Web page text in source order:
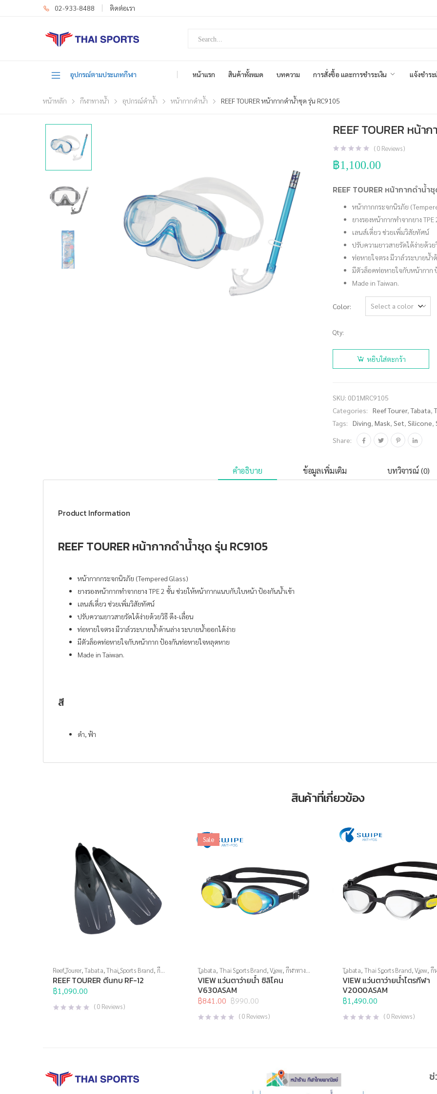
02-933-8488 ติดต่อเรา
อุปกรณ์ตามประเภทกีฬา หน้าแรก สินค้าทั้งหมด บทความ การสั่งซื้อ และการชำระเงิน แจ้งชำระ
หน้าหลัก กีฬาทางน้ำ อุปกรณ์ดำน้ำ หน้ากากดำน้ำ REEF TOURER หน้ากากดำน้ำชุด รุ่น RC9105
REEF TOURER หน้า
(0 Reviews )
฿1,100.00
REEF TOURER หน้ากากดำน้ำ
หน้ากากกระจกนิรภัย
ยางรองหน้ากากทำจากยาง
เลนส์เดี่ยว ช่วยเพิ่มวิสัยทัศน์
ปรับความยาวสายรัดได้ง่ายด้ว
ท่อหายใจตรง มีวาล์วระบายน้ำ
มีตัวล็อคท่อหายใจกับหน้ากาก
Made in Taiwan.
Color
Qty:
จำนวน
REEF
RC9105
ชิ้น
หยิบใส่ตะกร้า
SKU: 0D1MRC9105
Categories:
Reef Tourer,Tabata,
Tags:
Diving, Mask, Set, Silicone,
Share:
คำอธิบาย ข้อมูลเพิ่มเติม บทวิจารณ์ (0)
Product Information
REEF TOURER หน้ากากดำน้ำชุด รุ่น RC9105
หน้ากากกระจกนิรภัย (Tempered Glass)
ยางรองหน้ากากทำจากยาง TPE 2 ชั้น ช่วยให้หน้ากากแนบกับใบหน้า ป้องกันน้ำเข้า
เลนส์เดี่ยว ช่วยเพิ่มวิสัยทัศน์
ปรับความยาวสายรัดได้ง่ายด้วยวิธี ดึง-เลื่อน
ท่อหายใจตรง มีวาล์วระบายน้ำด้านล่าง ระบายน้ำออกได้ง่าย
มีตัวล็อคท่อหายใจกับหน้ากาก ป้องกันท่อหายใจหลุดหาย
Made in Taiwan.
สี
ดำ, ฟ้า
สินค้าที่เกี่ยวข้อง
Reef Tourer,Tabata,Thai Sports Brand, กีฬา
ทางน้ำ,ตีนกบ,อุปกรณ์ดำน้ำ
REEF TOURER ตีนกบ RF-12
฿1,090.00
(0 Reviews )
Sale
Tabata, Thai Sports Brand,View, กีฬาทาง
น้ำ,แว่นตาว่ายน้ำ,แว่นตาว่ายน้ำทั่วไป
VIEW แว่นตาว่ายน้ำ ซิลิโคน
V630ASAM
฿990.00
Original
price
was:
฿841.00
Current
price
is:
(0 Reviews )
Tabata, Thai Sports Brand,View, กี
น้ำ,แว่นตาว่ายน้ำ,แว่นตาว่ายน้ำแข่ง
VIEW แว่นตาว่ายน้ำไตรกีฬา
V2000ASAM
฿1,490.00
(0 Reviews )
ช่